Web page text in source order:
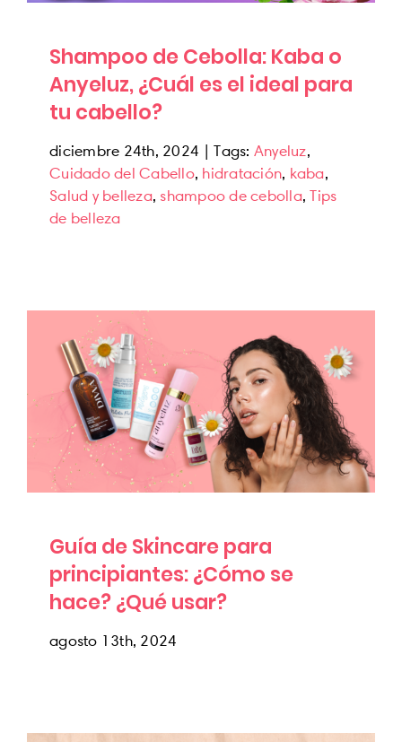
Shampoo de Cebolla: Kaba o
Anyeluz, ¿Cuál es el ideal para
tu cabello?
diciembre 24th, 2024 | Tags: Anyeluz,
Cuidado del Cabello, hidratación, kaba,
Salud y belleza, shampoo de cebolla,Tips
de belleza
Guía de Skincare para principiantes:
¿Cómo se hace? ¿Qué usar?
Uncategorized
Guía de Skincare para
principiantes: ¿Cómo se
hace? ¿Qué usar?
agosto 13th, 2024